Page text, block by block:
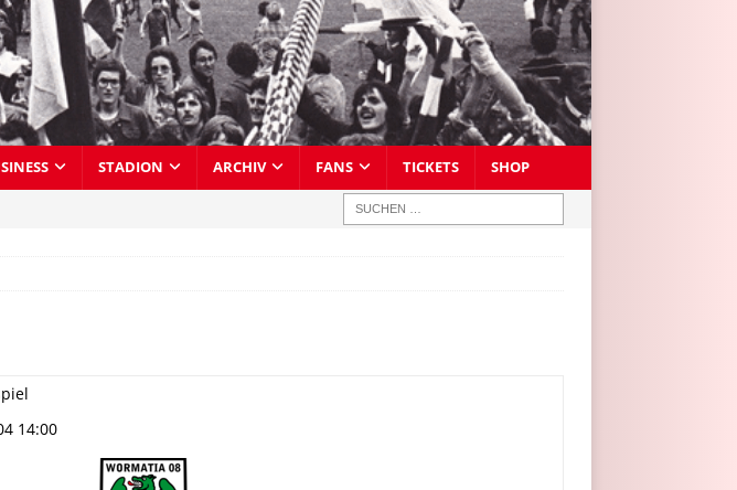
STADION ARCHIV FANS TICKETS SHOP
14:00